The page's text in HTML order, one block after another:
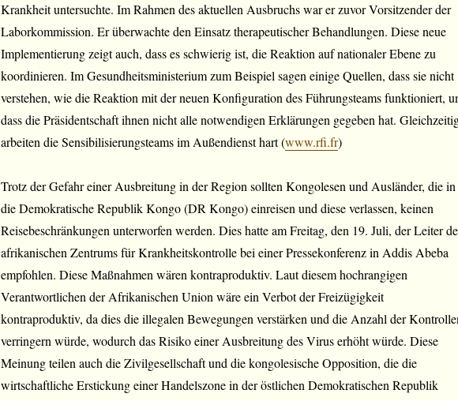
Krankheit untersuchte. Im Rahmen des aktuellen Ausbruchs war er zuvor Vorsitzender der
Laborkommission. Er überwachte den Einsatz therapeutischer Behandlungen. Diese neue
Implementierung zeigt auch, dass es schwierig ist, die Reaktion auf nationaler Ebene zu
koordinieren. Im Gesundheitsministerium zum Beispiel sagen einige Quellen, dass sie nicht
verstehen, wie die Reaktion mit der neuen Konfiguration des Führungsteams funktioniert,
dass die Präsidentschaft ihnen nicht alle notwendigen Erklärungen gegeben hat.
arbeiten die Sensibilisierungsteams im Außendienst hart (www.rfi.fr)
Trotz der Gefahr einer Ausbreitung in der Region sollten Kongolesen und Ausländer, die in
die Demokratische Republik Kongo (DR Kongo) einreisen und diese verlassen, keinen
Reisebeschränkungen unterworfen werden. Dies hatte am Freitag, den 19. Juli, der Leiter
afrikanischen Zentrums für Krankheitskontrolle bei einer Pressekonferenz in Addis Abeba
empfohlen. Diese Maßnahmen wären kontraproduktiv. Laut diesem hochrangigen
Verantwortlichen der Afrikanischen Union wäre ein Verbot der Freizügigkeit
kontraproduktiv, da dies die illegalen Bewegungen verstärken und die Anzahl der
verringern würde, wodurch das Risiko einer Ausbreitung des Virus erhöht würde. Diese
Meinung teilen auch die Zivilgesellschaft und die kongolesische Opposition, die die
wirtschaftliche Erstickung einer Handelszone in der östlichen Demokratischen Republik